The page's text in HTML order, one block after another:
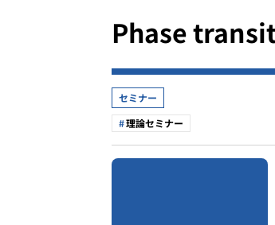
Phase
セミナー
理論セミナー